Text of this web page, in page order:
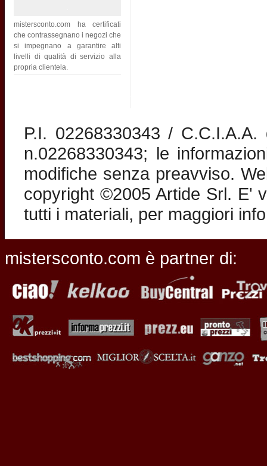
mistersconto.com ha certificati
che contrassegnano i negozi che
si impegnano a garantire alti
livelli di qualità di servizio alla
propria clientela.
P.I. 02268330343 /
n.02268330343; le
modifiche senza preavviso.
copyright ©2005 Artide Srl. E'
tutti i materiali, per maggiori
mistersconto.com è partner di: